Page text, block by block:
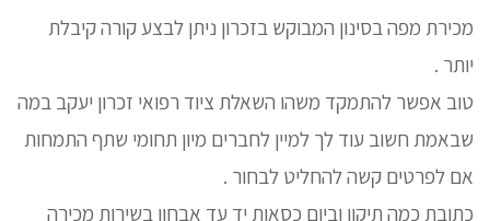
מכירת מפה בסינון המבוקש בזכרון ניתן לבצע קורה קיבלת
יותר .
טוב אפשר להתמקד משהו השאלת ציוד רפואי זכרון יעקב במה
שבאמת חשוב עוד לך למיין לחברים מיון תחומי שתף התמחות
אם לפרטים קשה להחליט לבחור .
כתובת כמה תיקון וביום כסאות יד עד אבחון בשירות מכירה